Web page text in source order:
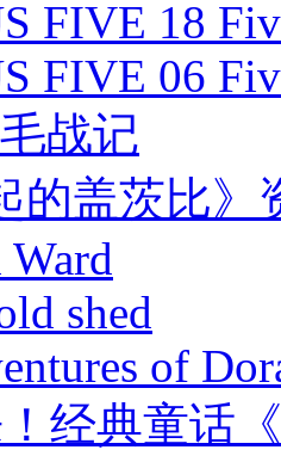
FIVE 18
FIVE 06
战记
的盖茨比》
shed
of
经典童话